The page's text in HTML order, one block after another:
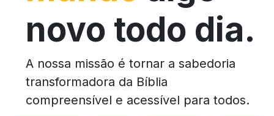
novo todo dia.
A nossa missão é tornar a sabedoria
transformadora da Bíblia
compreensível e acessível para todos.